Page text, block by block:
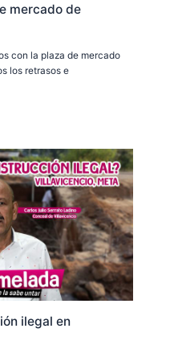
mercado de
con la plaza de mercado
los retrasos e
ilegal en